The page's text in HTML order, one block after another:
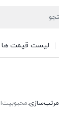
لیست قیمت ها
مرتب‌سازی:محبوبیت